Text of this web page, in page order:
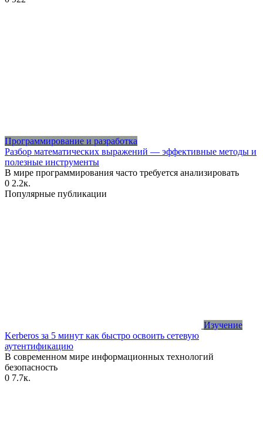
Программирование и разработка
Разбор математических выражений — эффективные методы и
полезные инструменты
В мире программирования часто требуется анализировать
0 2.2к.
Популярные публикации
Изучение
Kerberos за 5 минут как быстро освоить сетевую
аутентификацию
В современном мире информационных технологий
безопасность
0 7.7к.